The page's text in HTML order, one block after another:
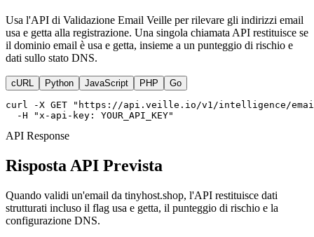
Usa l'API di Validazione Email Veille per rilevare gli indirizzi email
usa e getta alla registrazione. Una singola chiamata API restituisce se
il dominio email è usa e getta, insieme a un punteggio di rischio e
dati sullo stato DNS.
cURL Python JavaScript PHP Go
curl -X GET "https://api.veille.io/v1/intelligence/
  -H "x-api-key: YOUR_API_KEY"
API Response
Risposta API Prevista
Quando validi un'email da tinyhost.shop, l'API restituisce dati
strutturati incluso il flag usa e getta, il punteggio di rischio e la
configurazione DNS.